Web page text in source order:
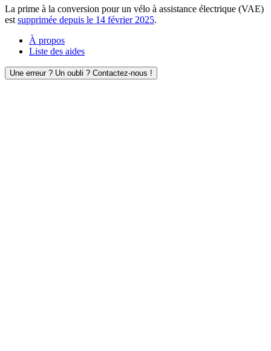
La prime à la conversion pour un vélo à assistance électrique (VAE)
est supprimée depuis le 14 février 2025.
À propos
Liste des aides
Une erreur ? Un oubli ? Contactez-nous !